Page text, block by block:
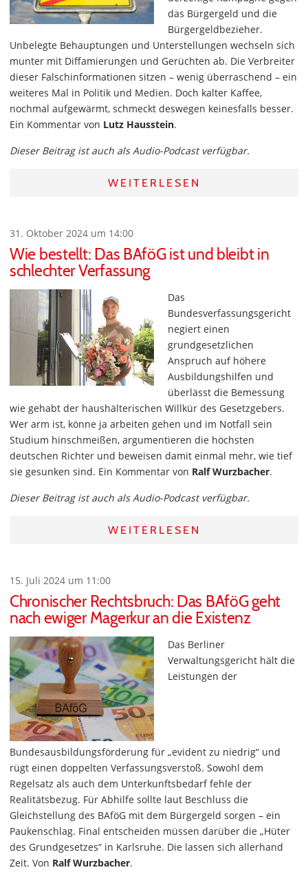
das Bürgergeld und die
Bürgergeldbezieher.
Unbelegte Behauptungen und Unterstellungen wechseln sich
munter mit Diffamierungen und Gerüchten ab. Die Verbreiter
dieser Falschinformationen sitzen – wenig überraschend – ein
weiteres Mal in Politik und Medien. Doch kalter Kaffee,
nochmal aufgewärmt, schmeckt deswegen keinesfalls besser.
Ein Kommentar von Lutz Hausstein.
Dieser Beitrag ist auch als Audio-Podcast verfügbar.
WEITERLESEN
31. Oktober 2024 um 14:00
Wie bestellt: Das BAföG ist und bleibt in
schlechter Verfassung
Das
Bundesverfassungsgericht
negiert einen
grundgesetzlichen
Anspruch auf höhere
Ausbildungshilfen und
überlässt die Bemessung
wie gehabt der haushälterischen Willkür des Gesetzgebers.
Wer arm ist, könne ja arbeiten gehen und im Notfall sein
Studium hinschmeißen, argumentieren die höchsten
deutschen Richter und beweisen damit einmal mehr, wie tief
sie gesunken sind. Ein Kommentar von Ralf Wurzbacher.
Dieser Beitrag ist auch als Audio-Podcast verfügbar.
WEITERLESEN
15. Juli 2024 um 11:00
Chronischer Rechtsbruch: Das BAföG geht
nach ewiger Magerkur an die Existenz
Das Berliner
Verwaltungsgericht hält die
Leistungen der
Bundesausbildungsförderung für „evident zu niedrig“ und
rügt einen doppelten Verfassungsverstoß. Sowohl dem
Regelsatz als auch dem Unterkunftsbedarf fehle der
Realitätsbezug. Für Abhilfe sollte laut Beschluss die
Gleichstellung des BAföG mit dem Bürgergeld sorgen – ein
Paukenschlag. Final entscheiden müssen darüber die „Hüter
des Grundgesetzes“ in Karlsruhe. Die lassen sich allerhand
Zeit. Von Ralf Wurzbacher.